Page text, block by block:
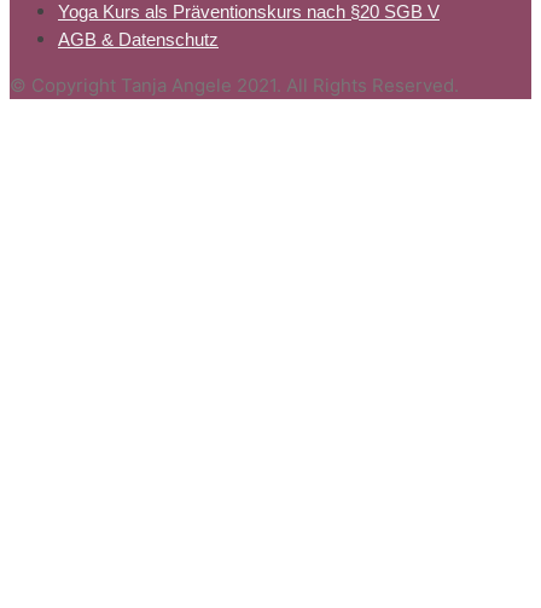
Yoga Kurs als Präventionskurs nach §20 SGB V
AGB & Datenschutz
© Copyright Tanja Angele 2021. All Rights Reserved.